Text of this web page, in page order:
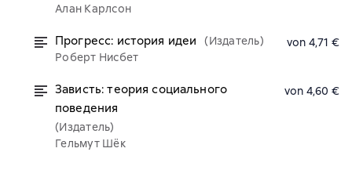
Алан Карлсон
Прогресс: история идеи
(Издатель)
Роберт Нисбет
von 4,71 €
Зависть: теория социального
поведения
(Издатель)
Гельмут Шёк
von 4,60 €